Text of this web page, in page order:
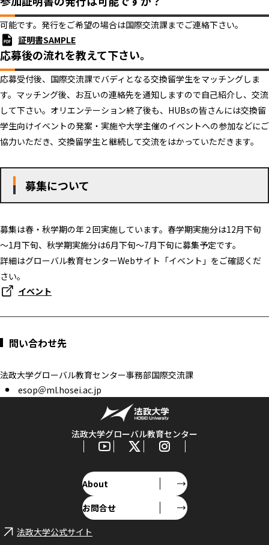
可能です。発行をご希望の場合は国際交流課までご連絡下さい。
証明書SAMPLE
応募後の流れを教えて下さい。
応募受付後、国際交流課でバディとなる交換留学生をマッチングしま
す。マッチング後、お互いの連絡先を通知しますので自己紹介し、交流
して下さい。オリエンテーション終了後も、HUBsの皆さんには交換留
学生向けイベントの発案・実施や大学主催のイベントへの参加などにご
協力いただき、交換留学生と継続して交流をはかっていただきます。
募集について
募集は春・秋学期の年２回実施しています。春学期実施分は12月下旬
～1月下旬、秋学期実施分は6月下旬～7月下旬に募集予定です。
詳細はグローバル教育センターWebサイト「イベント」をご確認くだ
さい。
イベント
問い合わせ先
法政大学グローバル教育センター事務部国際交流課
esop＠ml.hosei.ac.jp
法政大学グローバル教育センター
About
お問合せ
法政大学公式サイト